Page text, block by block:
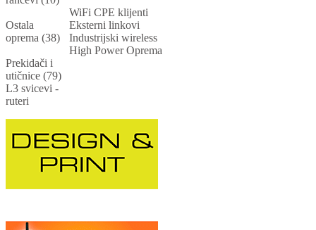
Ostala
oprema (38)
WiFi CPE klijenti
Eksterni linkovi
Industrijski wireless
High Power Oprema
Prekidači i
utičnice (79)
L3 svicevi -
ruteri